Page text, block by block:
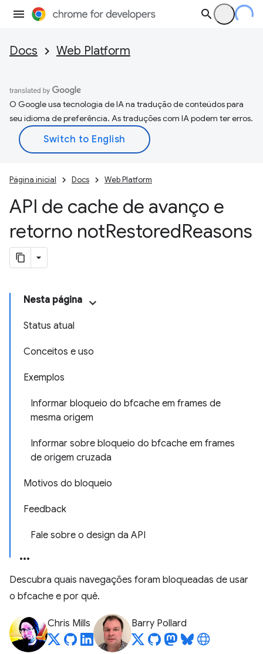
Docs Web Platform
O Google usa tecnologia de IA na tradução de conteúdos para
seu idioma de preferência. As traduções com IA podem ter erros.
Página inicial Docs Web Platform
API de cache de avanço e
retorno notRestoredReasons
Nesta página
Status atual
Conceitos e uso
Exemplos
Informar bloqueio do bfcache em frames de
mesma origem
Informar sobre bloqueio do bfcache em frames
de origem cruzada
Motivos do bloqueio
Feedback
Fale sobre o design da API
Descubra quais navegações foram bloqueadas de usar
o bfcache e por quê.
Chris Mills Barry Pollard